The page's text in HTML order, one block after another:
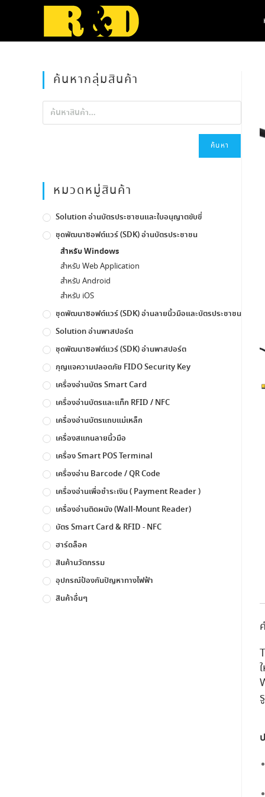
ค้นหากลุ่มสินค้า
ค้นหา
หมวดหมู่สินค้า
Solution อ่านบัตรประชาชนและใบอนุญาตขับขี่
ชุดพัฒนาซอฟต์แวร์ (SDK) อ่านบัตรประชาชน
สำหรับ Windows
สำหรับ Web Application
สำหรับ Android
สำหรับ iOS
ชุดพัฒนาซอฟต์แวร์ (SDK) อ่านลายนิ้วมือและบัตรประชาชน
Solution อ่านพาสปอร์ต
ชุดพัฒนาซอฟต์แวร์ (SDK) อ่านพาสปอร์ต
กุญแจความปลอดภัย FIDO Security Key
เครื่องอ่านบัตร Smart Card
เครื่องอ่านบัตรและแท็ก RFID / NFC
เครื่องอ่านบัตรแถบแม่เหล็ก
เครื่องสแกนลายนิ้วมือ
เครื่อง Smart POS Terminal
เครื่องอ่าน Barcode / QR Code
เครื่องอ่านเพื่อชำระเงิน ( Payment Reader )
เครื่องอ่านติดผนัง (Wall-Mount Reader)
บัตร Smart Card & RFID - NFC
ฮาร์ดล็อค
สินค้านวัตกรรม
อุปกรณ์ป้องกันปัญหาทางไฟฟ้า
สินค้าอื่นๆ